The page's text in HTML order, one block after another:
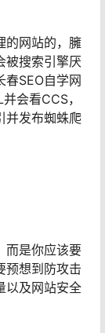
的网站的，臃
被搜索引擎厌
SEO自学网
会看CCS，
并发布蜘蛛爬
而是你应该要
预想到防攻击
以及网站安全